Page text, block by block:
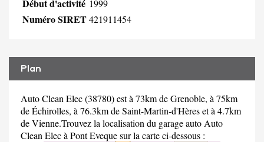
Début d'activité 1999
Numéro SIRET421911454
Plan
Auto Clean Elec (38780) est à 73km de Grenoble, à 75km
de Échirolles, à 76.3km de Saint-Martin-d'Hères et à 4.7km
de Vienne.Trouvez la localisation du garage auto Auto
Clean Elec à Pont Eveque sur la carte ci-dessous :